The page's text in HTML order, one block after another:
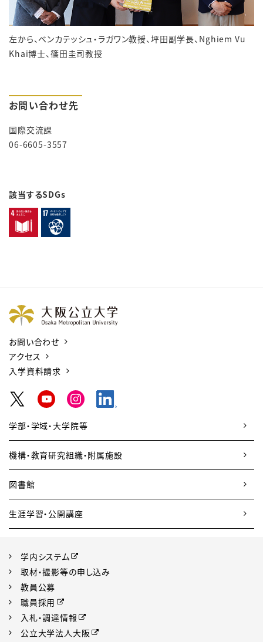
左から、ベンカテッシュ・ラガワン教授、坪田副学長、 Nghiem Vu
Khai博士、篠田圭司教授
お問い合わせ先
国際交流課
06-6605-3557
該当するSDGs
お問い合わせ
アクセス
入学資料請求
学部・学域・大学院等
機構・教育研究組織・附属施設
図書館
生涯学習・公開講座
学内システム
取材・撮影等の申し込み
教員公募
職員採用
入札・調達情報
公立大学法人大阪